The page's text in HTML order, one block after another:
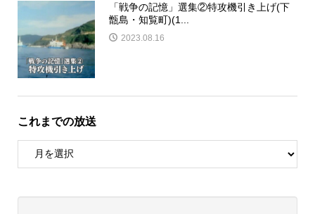
「戦争の記憶」選集②特攻機引き上げ(下
甑島・知覧町)(1...
2023.08.16
これまでの放送